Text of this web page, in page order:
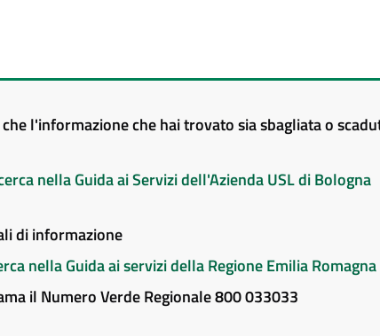
l'informazione che hai trovato sia sbagliata o
nella Guida ai Servizi dell'Azienda USL di Bologna
di informazione
nella Guida ai servizi della Regione Emilia Romagna
il Numero Verde Regionale 800 033033